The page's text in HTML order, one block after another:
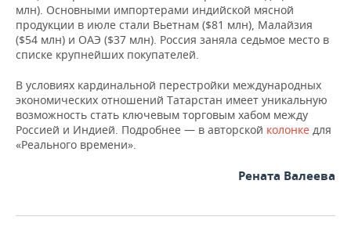
млн). Основными импортерами индийской мясной
продукции в июле стали Вьетнам ($81 млн), Малайзия
($54 млн) и ОАЭ ($37 млн). Россия заняла седьмое место в
списке крупнейших покупателей.
В условиях кардинальной перестройки международных
экономических отношений Татарстан имеет уникальную
возможность стать ключевым торговым хабом между
Россией и Индией. Подробнее — в авторской колонке для
«Реального времени».
Рената Валеева